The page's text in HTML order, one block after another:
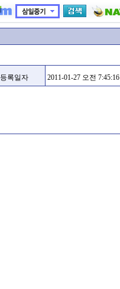
등록일자 2011-01-27 오전 7:45:16